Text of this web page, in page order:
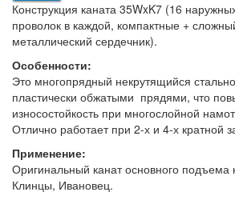
Конструкция каната 35WxK7 (16
проволок в каждой, компактные +
металлический сердечник).
Особенности:
Это многопрядный некрутящийся
пластически обжатыми прядями, что
износостойкость при многослойной
Отлично работает при 2-х и 4-х кратной
Применение:
Оригинальный канат основного подъема
Клинцы, Ивановец.